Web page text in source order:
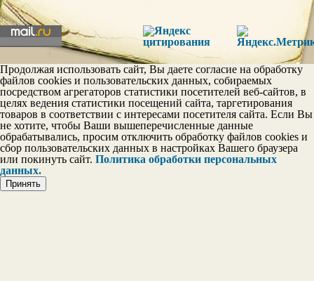
Продолжая использовать сайт, Вы даете согласие на обработку
файлов cookies и пользовательских данных, собираемых
посредством агрегаторов статистики посетителей веб-сайтов, в
целях ведения статистики посещений сайта, таргетирования
товаров в соответствии с интересами посетителя сайта. Если Вы
не хотите, чтобы Ваши вышеперечисленные данные
обрабатывались, просим отключить обработку файлов cookies и
сбор пользовательских данных в настройках Вашего браузера
или покинуть сайт. Политика обработки персональных
данных.
Принять